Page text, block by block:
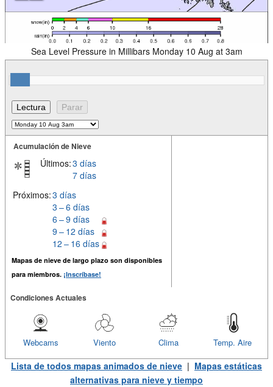
Sea Level Pressure in Millibars Monday 10 Aug at 3am
Acumulación de Nieve
Últimos:3 días
7 días
Próximos:3 días
3 – 6 días
6 – 9 días
9 – 12 días
12 – 16 días
Mapas de nieve de largo plazo son disponibles
para miembros. ¡Inscríbase!
Condiciones Actuales
Temp. Aire
Clima
Viento
Webcams
Lista de todos mapas animados de nieve | Mapas estáticas
alternativas para nieve y tiempo